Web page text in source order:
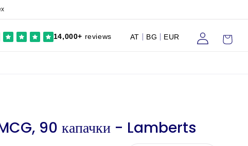
14,000+ reviews AT BG EUR Влезте Количка
90 капачки - Lamberts